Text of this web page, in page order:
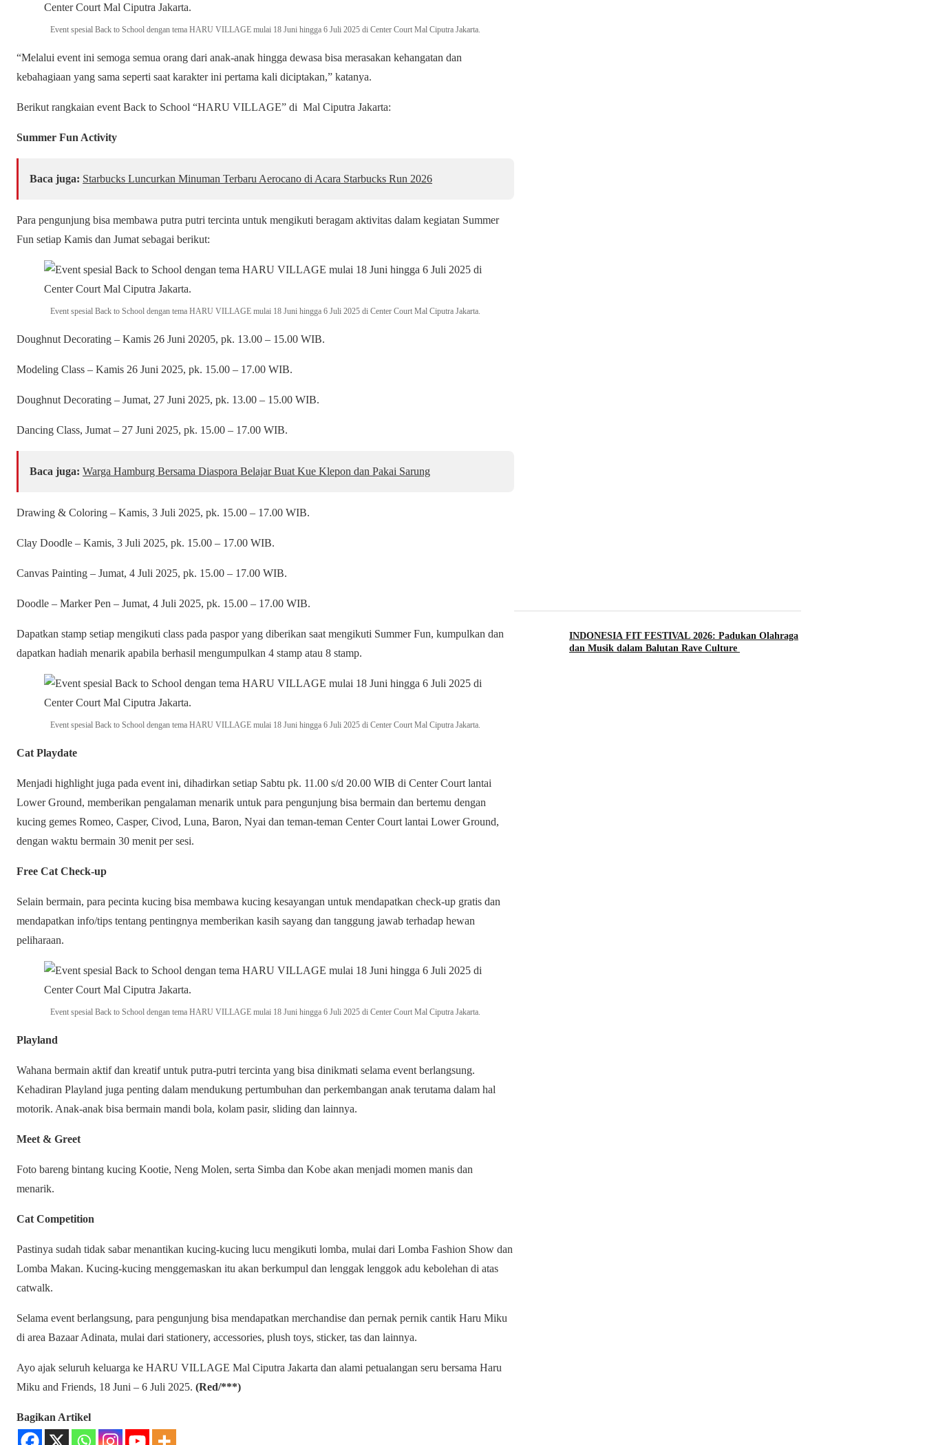
Event spesial Back to School dengan tema HARU VILLAGE mulai 18 Juni hingga 6 Juli 2025 di Center Court Mal Ciputra Jakarta.
“Melalui event ini semoga semua orang dari anak-anak hingga dewasa bisa merasakan kehangatan dan
kebahagiaan yang sama seperti saat karakter ini pertama kali diciptakan,” katanya.
Berikut rangkaian event Back to School “HARU VILLAGE” di Mal Ciputra Jakarta:
Summer Fun Activity
Baca juga: Starbucks Luncurkan Minuman Terbaru Aerocano di Acara Starbucks Run 2026
Para pengunjung bisa membawa putra putri tercinta untuk mengikuti beragam aktivitas dalam kegiatan Summer
Fun setiap Kamis dan Jumat sebagai berikut:
Event spesial Back to School dengan tema HARU VILLAGE mulai 18 Juni hingga 6 Juli 2025 di Center Court Mal Ciputra Jakarta.
Doughnut Decorating – Kamis 26 Juni 20205, pk. 13.00 – 15.00 WIB.
Modeling Class – Kamis 26 Juni 2025, pk. 15.00 – 17.00 WIB.
Doughnut Decorating – Jumat, 27 Juni 2025, pk. 13.00 – 15.00 WIB.
Dancing Class, Jumat – 27 Juni 2025, pk. 15.00 – 17.00 WIB.
Baca juga: Warga Hamburg Bersama Diaspora Belajar Buat Kue Klepon dan Pakai Sarung
Drawing & Coloring – Kamis, 3 Juli 2025, pk. 15.00 – 17.00 WIB.
Clay Doodle – Kamis, 3 Juli 2025, pk. 15.00 – 17.00 WIB.
Canvas Painting – Jumat, 4 Juli 2025, pk. 15.00 – 17.00 WIB.
Doodle – Marker Pen – Jumat, 4 Juli 2025, pk. 15.00 – 17.00 WIB.
Dapatkan stamp setiap mengikuti class pada paspor yang diberikan saat mengikuti Summer Fun, kumpulkan dan
dapatkan hadiah menarik apabila berhasil mengumpulkan 4 stamp atau 8 stamp.
Event spesial Back to School dengan tema HARU VILLAGE mulai 18 Juni hingga 6 Juli 2025 di Center Court Mal Ciputra Jakarta.
Cat Playdate
Menjadi highlight juga pada event ini, dihadirkan setiap Sabtu pk. 11.00 s/d 20.00 WIB di Center Court lantai
Lower Ground, memberikan pengalaman menarik untuk para pengunjung bisa bermain dan bertemu dengan
kucing gemes Romeo, Casper, Civod, Luna, Baron, Nyai dan teman-teman Center Court lantai Lower Ground,
dengan waktu bermain 30 menit per sesi.
Free Cat Check-up
Selain bermain, para pecinta kucing bisa membawa kucing kesayangan untuk mendapatkan check-up gratis dan
mendapatkan info/tips tentang pentingnya memberikan kasih sayang dan tanggung jawab terhadap hewan
peliharaan.
Event spesial Back to School dengan tema HARU VILLAGE mulai 18 Juni hingga 6 Juli 2025 di Center Court Mal Ciputra Jakarta.
Playland
Wahana bermain aktif dan kreatif untuk putra-putri tercinta yang bisa dinikmati selama event berlangsung.
Kehadiran Playland juga penting dalam mendukung pertumbuhan dan perkembangan anak terutama dalam hal
motorik. Anak-anak bisa bermain mandi bola, kolam pasir, sliding dan lainnya.
Meet & Greet
Foto bareng bintang kucing Kootie, Neng Molen, serta Simba dan Kobe akan menjadi momen manis dan
menarik.
Cat Competition
Pastinya sudah tidak sabar menantikan kucing-kucing lucu mengikuti lomba, mulai dari Lomba Fashion Show dan
Lomba Makan. Kucing-kucing menggemaskan itu akan berkumpul dan lenggak lenggok adu kebolehan di atas
catwalk.
Selama event berlangsung, para pengunjung bisa mendapatkan merchandise dan pernak pernik cantik Haru Miku
di area Bazaar Adinata, mulai dari stationery, accessories, plush toys, sticker, tas dan lainnya.
Ayo ajak seluruh keluarga ke HARU VILLAGE Mal Ciputra Jakarta dan alami petualangan seru bersama Haru
Miku and Friends, 18 Juni – 6 Juli 2025. (Red/***)
Bagikan Artikel
INDONESIA FIT FESTIVAL 2026: Padukan Olahraga
dan Musik dalam Balutan Rave Culture